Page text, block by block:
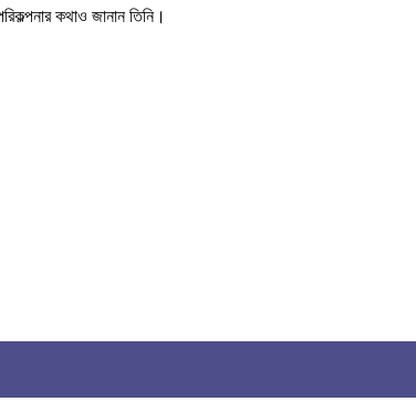
কথাও জানান তিনি।